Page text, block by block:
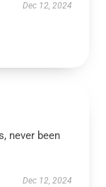
Dec 12, 2024
never been
Dec 12, 2024